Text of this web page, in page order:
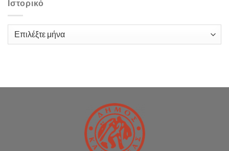
υπηρεσιών
υποστήριξης
σύνταξη
καταστάσεων
κ.α.)
Ιστορικό
Ιστορικό